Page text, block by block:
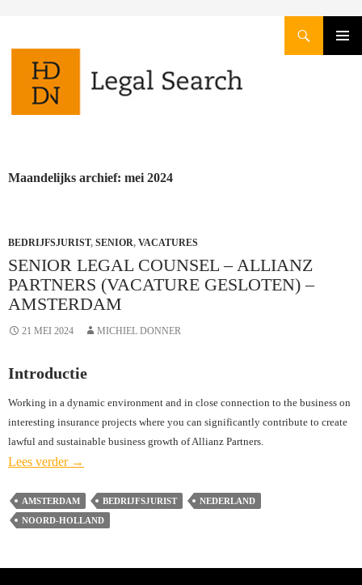
GA
NAAR
INHOUD
Maandelijks archief: mei 2024
BEDRIJFSJURIST, SENIOR, VACATURES
SENIOR LEGAL COUNSEL – ALLIANZ
PARTNERS (VACATURE GESLOTEN) –
AMSTERDAM
21 MEI 2024 MICHIEL DONNER
Introductie
Working in a dynamic environment and in close connection to the business on
interesting insurance projects where you can significantly contribute to create
lawful and sustainable business growth of Allianz Partners.
Lees verder Senior
Counsel
–
→
AMSTERDAM BEDRIJFSJURIST
NEDERLAND
NOORD-HOLLAND